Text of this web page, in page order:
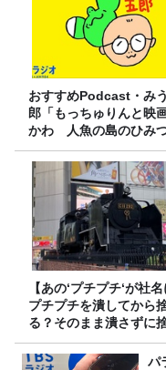
おすすめPodcast・み
郎「もっちゅりんと映
かわ 人魚の島のひみつ
【あの‘プチプチ‘が社名
プチプチを潰してから
る？そのまま潰さずに
る？
パ